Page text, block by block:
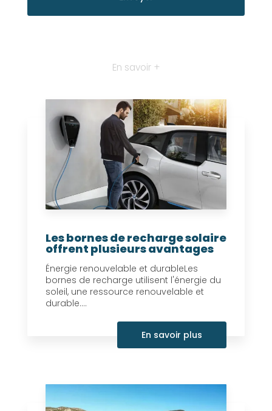
En savoir +
Les bornes de recharge solaire
offrent plusieurs avantages
Énergie renouvelable et durableLes
bornes de recharge utilisent l'énergie du
soleil, une ressource renouvelable et
durable....
En savoir plus